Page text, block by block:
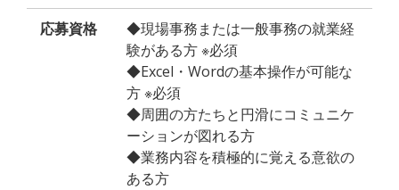
応募資格
◆現場事務または一般事務の就業経
験がある方 ※必須
◆Excel・Wordの基本操作が可能な
方 ※必須
◆周囲の方たちと円滑にコミュニケ
ーションが図れる方
◆業務内容を積極的に覚える意欲の
ある方